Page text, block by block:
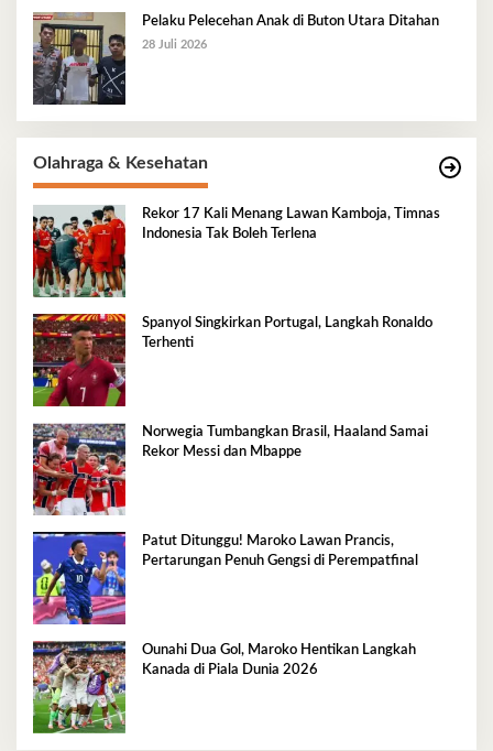
Pelaku Pelecehan Anak di Buton Utara Ditahan
28 Juli 2026
Olahraga & Kesehatan
Rekor 17 Kali Menang Lawan Kamboja, Timnas
Indonesia Tak Boleh Terlena
Spanyol Singkirkan Portugal, Langkah Ronaldo
Terhenti
Norwegia Tumbangkan Brasil, Haaland Samai
Rekor Messi dan Mbappe
Patut Ditunggu! Maroko Lawan Prancis,
Pertarungan Penuh Gengsi di Perempatfinal
Ounahi Dua Gol, Maroko Hentikan Langkah
Kanada di Piala Dunia 2026